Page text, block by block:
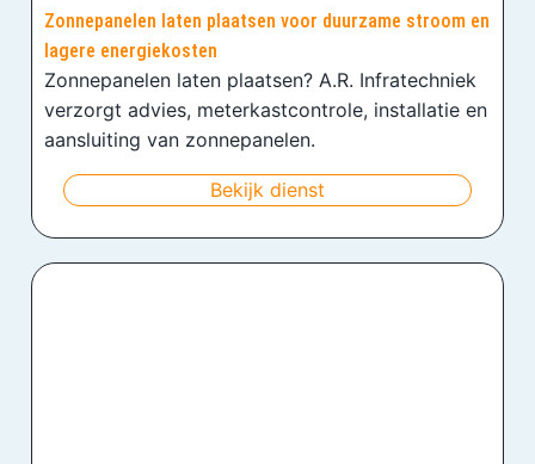
Zonnepanelen laten plaatsen voor duurzame stroom en
lagere energiekosten
Zonnepanelen laten plaatsen? A.R. Infratechniek
verzorgt advies, meterkastcontrole, installatie en
aansluiting van zonnepanelen.
Bekijk dienst